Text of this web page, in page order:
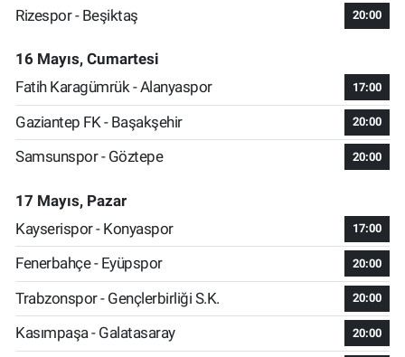
Rizespor - Beşiktaş
20:00
16 Mayıs, Cumartesi
Fatih Karagümrük - Alanyaspor
17:00
Gaziantep FK - Başakşehir 20:00
Samsunspor - Göztepe 20:00
17 Mayıs, Pazar
Kayserispor - Konyaspor
17:00
Fenerbahçe - Eyüpspor 20:00
Trabzonspor - Gençlerbirliği S.K. 20:00
Kasımpaşa - Galatasaray 20:00